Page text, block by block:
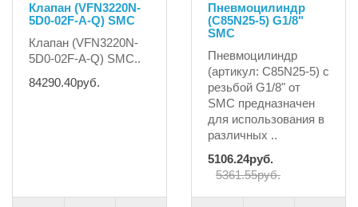
Клапан (VFN3220N-
5D0-02F-A-Q) SMC
Клапан (VFN3220N-
5D0-02F-A-Q) SMC..
84290.40руб.
Пневмоцилиндр
(C85N25-5) G1/8"
SMC
Пневмоцилиндр
(артикул: C85N25-5) с
резьбой G1/8" от
SMC предназначен
для использования в
различных ..
5106.24руб.
5361.55руб.